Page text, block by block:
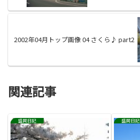
2002年04月トップ画像 04 さくら♪ part2
関連記事
盛岡日記 盛岡日記